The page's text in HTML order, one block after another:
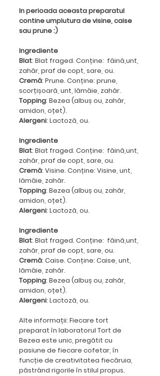
In perioada aceasta preparatul
contine umplutura de visine, caise
sau prune :)
Ingrediente
Blat: Blat fraged. Conține: făină,unt,
zahăr, praf de copt, sare, ou.
Cremă: Prune. Conține: prune,
scorțișoară, unt, lămâie, zahăr.
Topping: Bezea (albuș ou, zahăr,
amidon, oțet).
Alergeni: Lactoză, ou.
Ingrediente
Blat: Blat fraged. Conține: făină,unt,
zahăr, praf de copt, sare, ou.
Cremă: Visine. Conține: Visine, unt,
lămâie, zahăr.
Topping: Bezea (albuș ou, zahăr,
amidon, oțet).
Alergeni: Lactoză, ou.
Ingrediente
Blat: Blat fraged. Conține: făină,unt,
zahăr, praf de copt, sare, ou.
Cremă: Caise. Conține: Caise, unt,
lămâie, zahăr.
Topping: Bezea (albuș ou, zahăr,
amidon, oțet).
Alergeni: Lactoză, ou.
Alte informații: Fiecare tort
preparat în laboratorul Tort de
Bezea este unic, pregătit cu
pasiune de fiecare cofetar, în
funcție de creativitatea fiecăruia,
păstrând rigorile în stilul propus.